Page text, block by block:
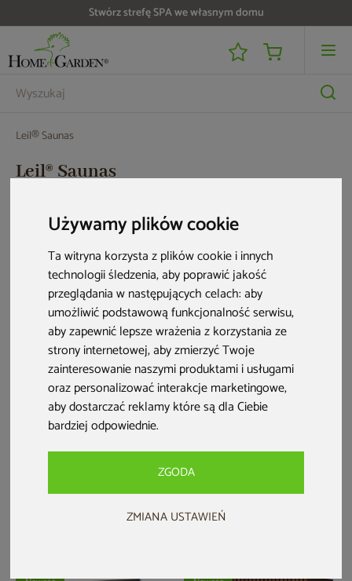
Używamy plików cookie
Ta witryna korzysta z plików cookie i innych
technologii śledzenia, aby poprawić jakość
przeglądania w następujących celach:aby
umożliwić podstawową funkcjonalność serwisu,
aby zapewnić lepsze wrażenia z korzystania ze
strony internetowej,aby zmierzyć Twoje
zainteresowanie naszymi produktami i usługami
oraz personalizować interakcje marketingowe,
aby dostarczać reklamy które są dla Ciebie
bardziej odpowiednie.
ZGODA
ZMIANA USTAWIEŃ
Do 25 000 zł zwrotu na kartę i raty RRSO 0%
Leil® Saunas
Leil® Saunas
26 produktów
Sauna fińska zewnętrzna
Leil® Saunas Patio L 5-
61 999 zł
Como 2-osobowa
19 999 zł
Nowość
Dodaj do ulubionych